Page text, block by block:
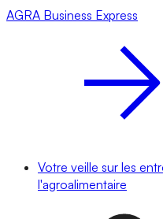
AGRA Business Express
Votre veille sur les
l'agroalimentaire